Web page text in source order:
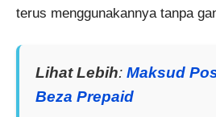
terus menggunakannya tanpa
Lihat Lebih: Maksud
Beza Prepaid